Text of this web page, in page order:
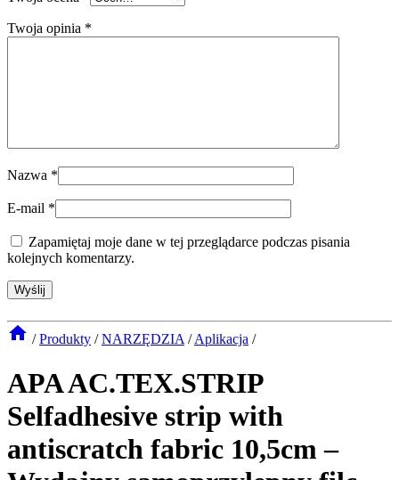
Twoja opinia *
Nazwa *
E-mail *
Zapamiętaj moje dane w tej przeglądarce podczas pisania
kolejnych komentarzy.
/ Produkty / NARZĘDZIA / Aplikacja /
APA AC.TEX.STRIP
Selfadhesive strip with
antiscratch fabric 10,5cm –